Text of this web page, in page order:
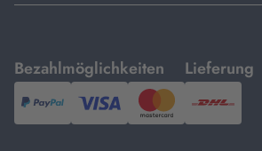
Bezahlmöglichkeiten
mit
PayPal,Visa
und
Lieferung
mit
DHL.